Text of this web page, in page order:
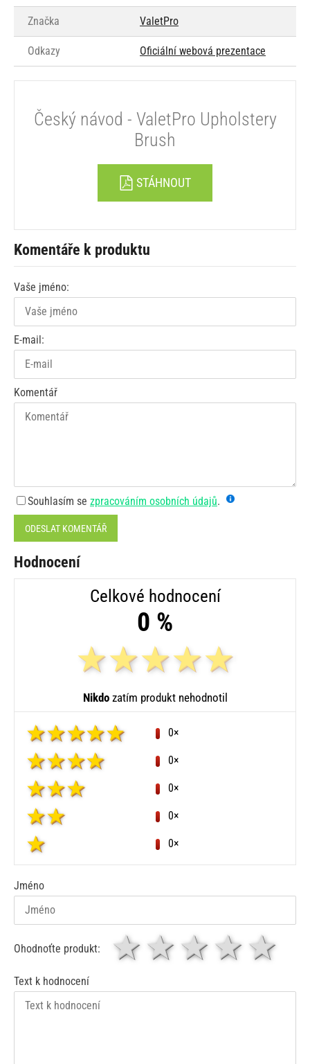
Značka ValetPro
Odkazy Oficiální webová prezentace
Český návod - ValetPro Upholstery
Brush
STÁHNOUT
Komentáře k produktu
Vaše jméno:
E-mail:
Komentář
Souhlasím se zpracováním osobních údajů.
ODESLAT KOMENTÁŘ
Hodnocení
Celkové hodnocení
0 %
Nikdozatím produkt nehodnotil
0×
0×
0×
0×
0×
Jméno
Ohodnoťte produkt: 4
3
2 hvězdy
1 hvězda
Text k hodnocení